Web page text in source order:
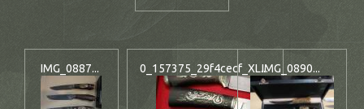
IMG_0887... 0_157375_29f4cecf_XL...IMG_0890...